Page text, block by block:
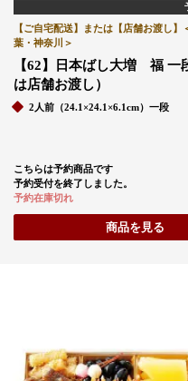
【ご自宅配送】または【店舗お渡し
葉・神奈川＞
【62】日本ばし大増 福
は店舗お渡し）
2人前（24.1×24.1×6.1cm）一段
こちらは予約商品です
予約受付を終了しました。
予約在庫切れ